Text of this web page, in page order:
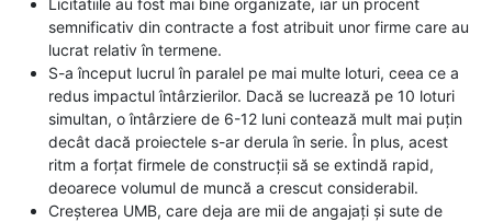
Licitatiile au fost mai bine organizate, iar un procent
semnificativ din contracte a fost atribuit unor firme care au
lucrat relativ în termene.
S-a început lucrul în paralel pe mai multe loturi, ceea ce a
redus impactul întârzierilor. Dacă se lucrează pe 10 loturi
simultan, o întârziere de 6-12 luni contează mult mai puțin
decât dacă proiectele s-ar derula în serie. În plus, acest
ritm a forțat firmele de construcții să se extindă rapid,
deoarece volumul de muncă a crescut considerabil.
Creșterea UMB, care deja are mii de angajați și sute de